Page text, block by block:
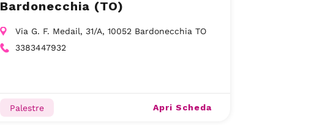
Bardonecchia (TO)
Via G. F. Medail, 31/A, 10052 Bardonecchia TO
3383447932
Palestre Apri Scheda